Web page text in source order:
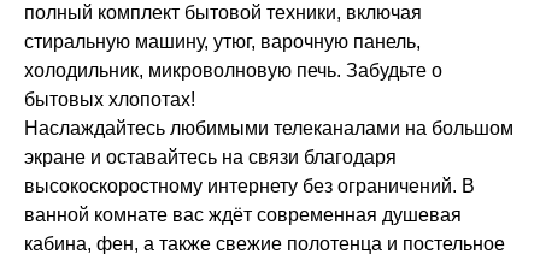
полный комплект бытовой техники, включая
стиральную машину, утюг, варочную панель,
холодильник, микроволновую печь. Забудьте о
бытовых хлопотах!
Наслаждайтесь любимыми телеканалами на большом
экране и оставайтесь на связи благодаря
высокоскоростному интернету без ограничений. В
ванной комнате вас ждёт современная душевая
кабина, фен, а также свежие полотенца и постельное